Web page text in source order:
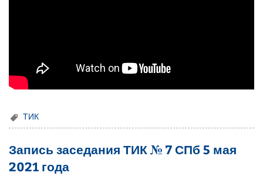
ТИК
Запись заседания ТИК № 7 СПб 5 мая
2021 года